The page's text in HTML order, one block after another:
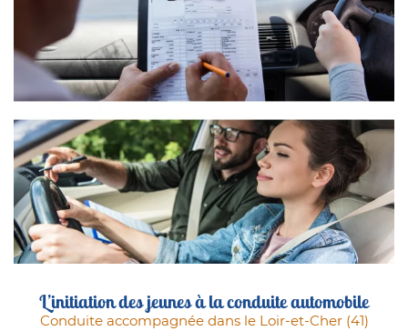
L’initiation des jeunesà la conduite automobile
Conduite accompagnée dans le Loir-et-Cher (41)